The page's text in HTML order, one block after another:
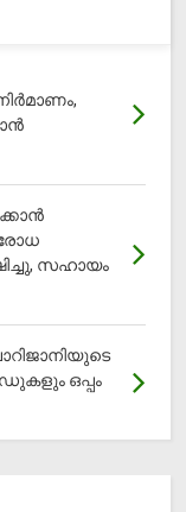
സഹായം
ഒപ്പം